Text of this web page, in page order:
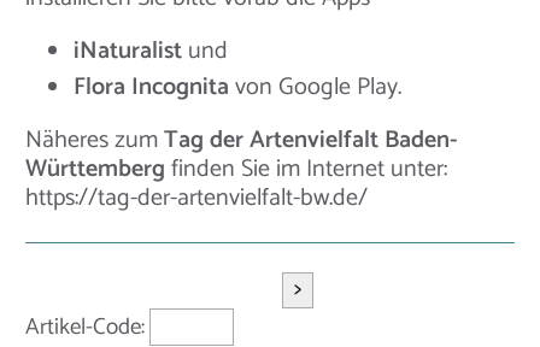
iNaturalistund
Flora Incognitavon Google Play.
Näheres zumTag der Artenvielfalt Baden-
Württembergfinden Sie im Internet unter:
https://tag-der-artenvielfalt-bw.de/
Artikel-Code:
>